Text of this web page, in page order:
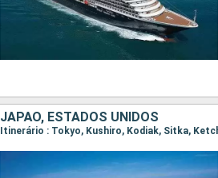
JAPÃO, ESTADOS UNIDOS
Itinerário : Tokyo, Kushiro, Kodiak, Sitka,